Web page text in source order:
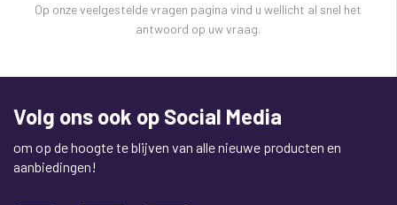
Op onze veelgestelde vragen pagina vind u wellicht al snel het
antwoord op uw vraag.
Volg ons ook op Social Media
om op de hoogte te blijven van alle nieuwe producten en
aanbiedingen!